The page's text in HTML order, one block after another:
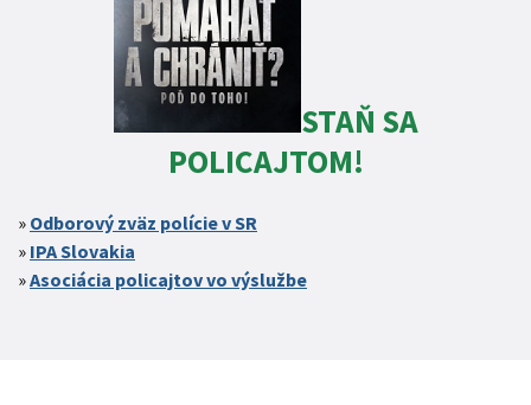
STAŇ SA
POLICAJTOM!
Odborový zväz polície v SR
IPA Slovakia
Asociácia policajtov vo výslužbe